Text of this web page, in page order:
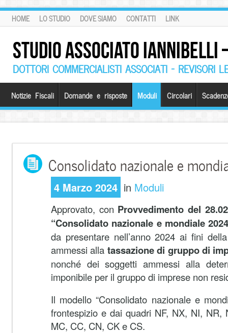
HOME LO STUDIO DOVE SIAMO CONTATTI LINK
STUDIO ASSOCIATO
DOTTORI COMMERCIALISTI ASSOCIATI – REVISORI
Notizie Fiscali Domande e risposte Moduli Circolari
Consolidato nazionale e
4 Marzo 2024 in Moduli
Approvato, con Provvedimento del
“Consolidato nazionale e mondiale
da presentare nell’anno 2024 ai fini
ammessi alla tassazione di gruppo di
nonché dei soggetti ammessi alla
imponibile per il gruppo di imprese non
Il modello “Consolidato nazionale e
frontespizio e dai quadri NF, NX, NI, NR,
MC, CC, CN, CK e CS.